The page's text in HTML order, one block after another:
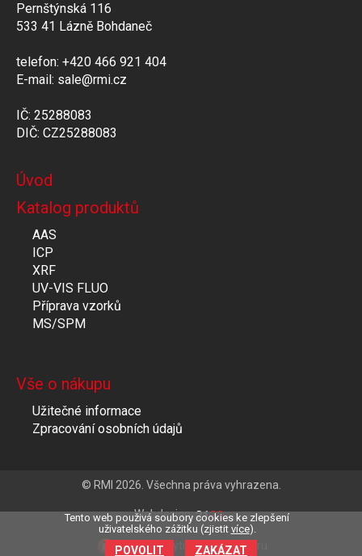
Pernštýnská 116
533 41 Lázně Bohdaneč
telefon: +420 466 921 404
E-mail: sale@rmi.cz
IČ: 25288083
DIČ: CZ25288083
Úvod
Katalog produktů
AAS
ICP
XRF
UV-VIS FLUO
Příprava vzorků
MS/SPM
Vše o nákupu
Užitečné informace
Zpracování osobních údajů
© RMI 2026. Všechna práva vyhrazena.
Webdesign
Cleverochytrý eshop na míru.
Tento web použivá soubory cookies ke zlepšení
uživatelského zážitku (zjistit více).
POVOLIT ZAKÁZAT